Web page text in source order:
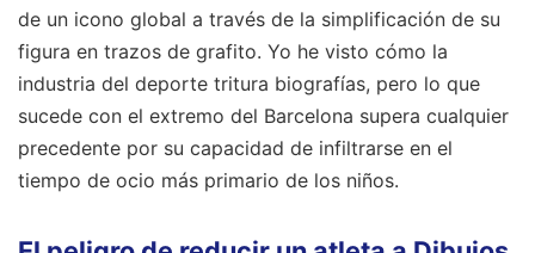
de un icono global a través de la simplificación de su
figura en trazos de grafito. Yo he visto cómo la
industria del deporte tritura biografías, pero lo que
sucede con el extremo del Barcelona supera cualquier
precedente por su capacidad de infiltrarse en el
tiempo de ocio más primario de los niños.